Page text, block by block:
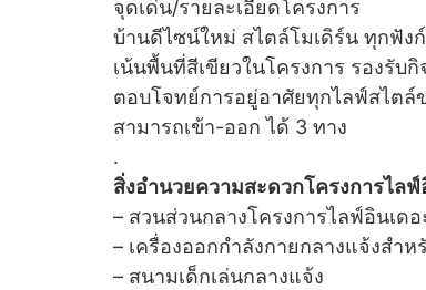
จุดเด่น/รายละเอียดโครงการ
บ้านดีไซน์ใหม่ สไตล์โมเดิร์น ทุกฟั
เน้นพื้นที่สีเขียวในโครงการ รองรับ
ตอบโจทย์การอยู่อาศัยทุกไลฟ์สไตล์
สามารถเข้า-ออก ได้ 3 ทาง
.
สิ่งอำนวยความสะดวกโครงการไล
– สวนส่วนกลางโครงการไลฟ์อินเดอ
– เครื่องออกกำลังกายกลางแจ้งสำ
– สนามเด็กเล่นกลางแจ้ง